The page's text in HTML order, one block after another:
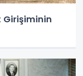
Girişiminin